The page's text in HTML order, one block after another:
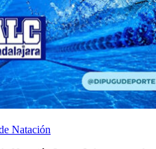
Natación